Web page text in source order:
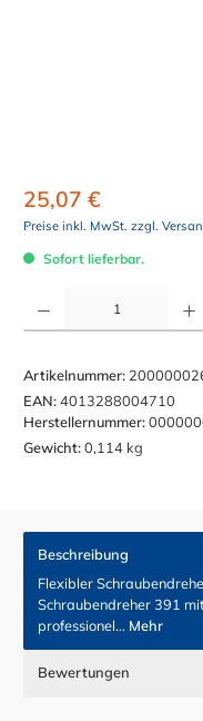
25,07 €
Preise inkl. MwSt. zzgl.
Sofort lieferbar.
Artikelnummer:
EAN:4013288004710
Herstellernummer:
Gewicht:0,114 kg
Beschreibung
Flexibler
Schraubendreher 391
professionel… Mehr
Bewertungen